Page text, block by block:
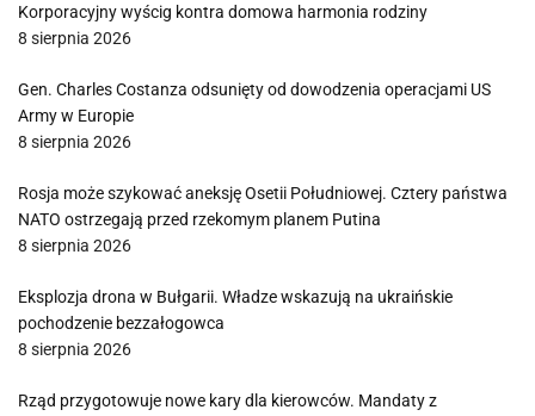
Korporacyjny wyścig kontra domowa harmonia rodziny
8 sierpnia 2026
Gen. Charles Costanza odsunięty od dowodzenia operacjami US
Army w Europie
8 sierpnia 2026
Rosja może szykować aneksję Osetii Południowej. Cztery państwa
NATO ostrzegają przed rzekomym planem Putina
8 sierpnia 2026
Eksplozja drona w Bułgarii. Władze wskazują na ukraińskie
pochodzenie bezzałogowca
8 sierpnia 2026
Rząd przygotowuje nowe kary dla kierowców. Mandaty z